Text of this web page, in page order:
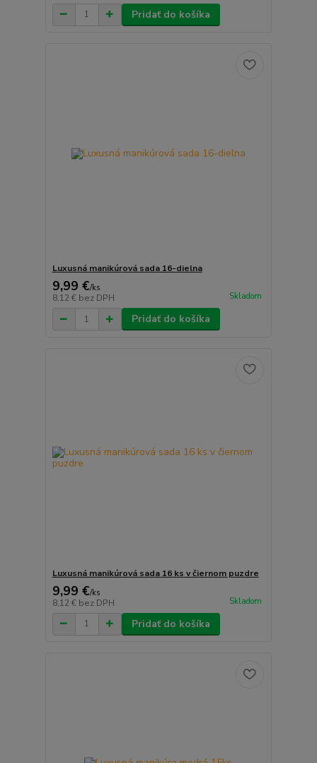
Pridať do košíka
Luxusná manikúrová sada 16-dielna
9,99 €/ks
8,12 € bez DPH Skladom
Pridať do košíka
Luxusná manikúrová sada 16 ks v čiernom puzdre
9,99 €/ks
8,12 € bez DPH Skladom
Pridať do košíka